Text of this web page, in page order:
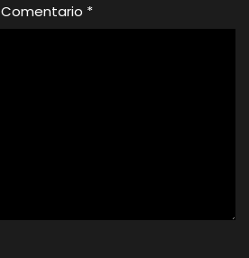
Comentario *